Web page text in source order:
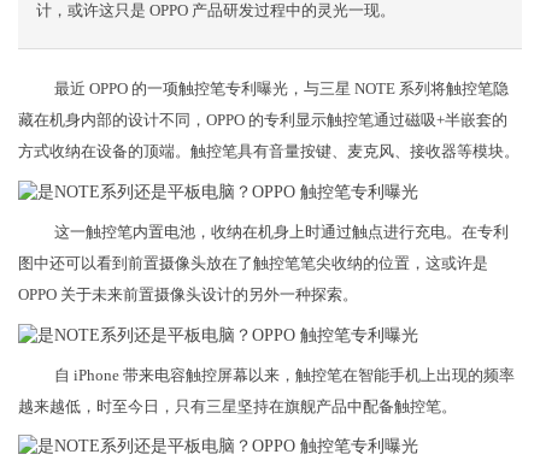
计，或许这只是 OPPO 产品研发过程中的灵光一现。
最近 OPPO 的一项触控笔专利曝光，与三星 NOTE 系列将触控笔隐
藏在机身内部的设计不同，OPPO 的专利显示触控笔通过磁吸+半嵌套的
方式收纳在设备的顶端。触控笔具有音量按键、麦克风、接收器等模块。
这一触控笔内置电池，收纳在机身上时通过触点进行充电。在专利
图中还可以看到前置摄像头放在了触控笔笔尖收纳的位置，这或许是
OPPO 关于未来前置摄像头设计的另外一种探索。
自 iPhone 带来电容触控屏幕以来，触控笔在智能手机上出现的频率
越来越低，时至今日，只有三星坚持在旗舰产品中配备触控笔。